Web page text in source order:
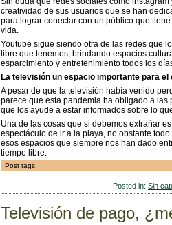
creatividad de sus usuarios que se han
para lograr conectar con un público que
vida.
Youtube sigue siendo otra de las redes que
libre que tenemos, brindando espacios
esparcimiento y entretenimiento todos los
La televisión un espacio importante para
A pesar de que la televisión había venido
parece que esta pandemia ha obligado a
que los ayude a estar informados sobre lo
Una de las cosas que si debemos extrañar
espectáculo de ir a la playa, no obstante
esos espacios que siempre nos han dado
tiempo libre.
Post tags:
Posted in: Sin
Televisión de pago,